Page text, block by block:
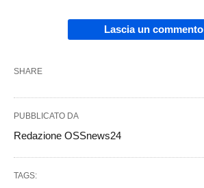
Lascia un commento
SHARE
PUBBLICATO DA
Redazione OSSnews24
TAGS: